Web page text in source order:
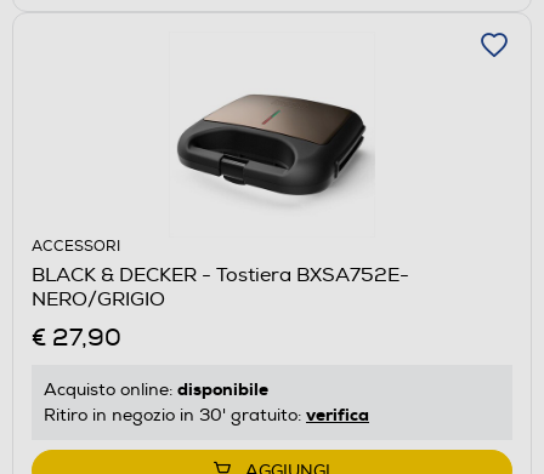
ACCESSORI
BLACK & DECKER - Tostiera BXSA752E-
NERO/GRIGIO
€ 27,90
Acquisto online: disponibile
Ritiro in negozio in 30' gratuito: verifica